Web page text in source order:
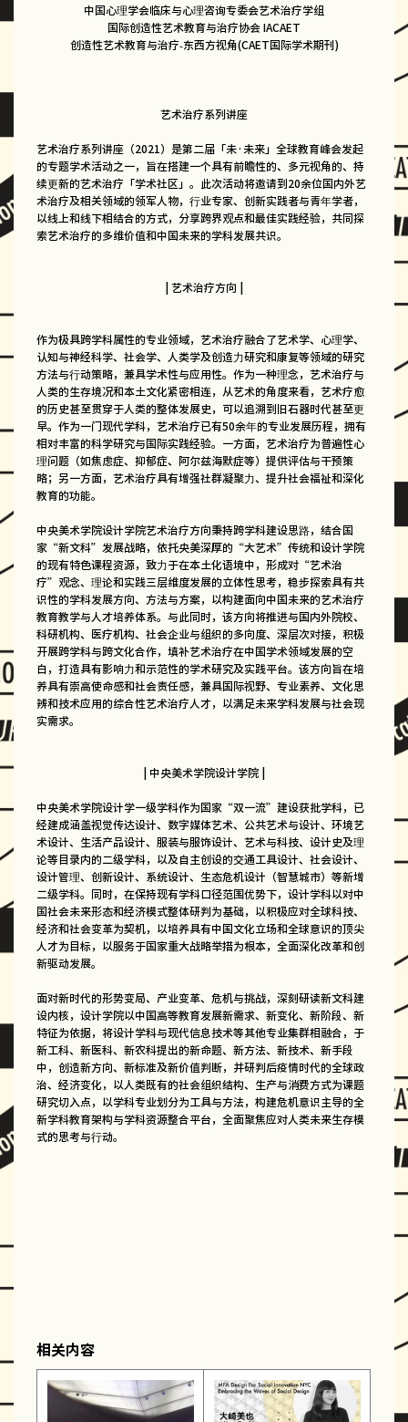
中国心理学会临床与心理咨询专委会艺术治疗学组
国际创造性艺术教育与治疗协会 IACAET
创造性艺术教育与治疗-东西方视角(CAET国际学术期刊)
艺术治疗系列讲座
艺术治疗系列讲座（2021）是第二届「未·未来」全球教育峰会发起
的专题学术活动之一，旨在搭建一个具有前瞻性的、多元视角的、持
续更新的艺术治疗「学术社区」。此次活动将邀请到20余位国内外艺
术治疗及相关领域的领军人物，行业专家、创新实践者与青年学者，
以线上和线下相结合的方式，分享跨界观点和最佳实践经验，共同探
索艺术治疗的多维价值和中国未来的学科发展共识。
| 艺术治疗方向 |
作为极具跨学科属性的专业领域，艺术治疗融合了艺术学、心理学、
认知与神经科学、社会学、人类学及创造力研究和康复等领域的研究
方法与行动策略，兼具学术性与应用性。作为一种理念，艺术治疗与
人类的生存境况和本土文化紧密相连，从艺术的角度来看，艺术疗愈
的历史甚至贯穿于人类的整体发展史，可以追溯到旧石器时代甚至更
早。作为一门现代学科，艺术治疗已有50余年的专业发展历程，拥有
相对丰富的科学研究与国际实践经验。一方面，艺术治疗为普遍性心
理问题（如焦虑症、抑郁症、阿尔兹海默症等）提供评估与干预策
略；另一方面，艺术治疗具有增强社群凝聚力、提升社会福祉和深化
教育的功能。
中央美术学院设计学院艺术治疗方向秉持跨学科建设思路，结合国
家“新文科”发展战略，依托央美深厚的“大艺术”传统和设计学院
的现有特色课程资源，致力于在本土化语境中，形成对“艺术治
疗”观念、理论和实践三层维度发展的立体性思考，稳步探索具有共
识性的学科发展方向、方法与方案，以构建面向中国未来的艺术治疗
教育教学与人才培养体系。与此同时，该方向将推进与国内外院校、
科研机构、医疗机构、社会企业与组织的多向度、深层次对接，积极
开展跨学科与跨文化合作，填补艺术治疗在中国学术领域发展的空
白，打造具有影响力和示范性的学术研究及实践平台。该方向旨在培
养具有崇高使命感和社会责任感，兼具国际视野、专业素养、文化思
辨和技术应用的综合性艺术治疗人才，以满足未来学科发展与社会现
实需求。
| 中央美术学院设计学院 |
中央美术学院设计学一级学科作为国家“双一流”建设获批学科，已
经建成涵盖视觉传达设计、数字媒体艺术、公共艺术与设计、环境艺
术设计、生活产品设计、服装与服饰设计、艺术与科技、设计史及理
论等目录内的二级学科，以及自主创设的交通工具设计、社会设计、
设计管理、创新设计、系统设计、生态危机设计（智慧城市）等新增
二级学科。同时，在保持现有学科口径范围优势下，设计学科以对中
国社会未来形态和经济模式整体研判为基础，以积极应对全球科技、
经济和社会变革为契机，以培养具有中国文化立场和全球意识的顶尖
人才为目标，以服务于国家重大战略举措为根本，全面深化改革和创
新驱动发展。
面对新时代的形势变局、产业变革、危机与挑战，深刻研读新文科建
设内核，设计学院以中国高等教育发展新需求、新变化、新阶段、新
特征为依据，将设计学科与现代信息技术等其他专业集群相融合，于
新工科、新医科、新农科提出的新命题、新方法、新技术、新手段
中，创造新方向、新标准及新价值判断，并研判后疫情时代的全球政
治、经济变化，以人类既有的社会组织结构、生产与消费方式为课题
研究切入点，以学科专业划分为工具与方法，构建危机意识主导的全
新学科教育架构与学科资源整合平台，全面聚焦应对人类未来生存模
式的思考与行动。
相关内容